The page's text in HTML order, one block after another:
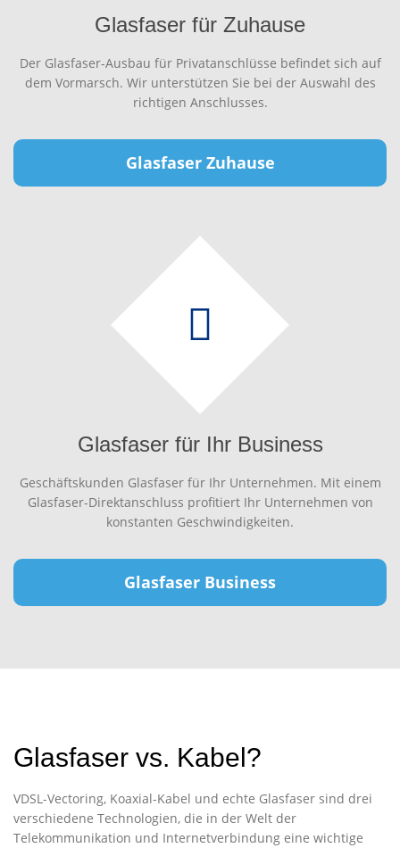
Glasfaser für Zuhause
Der Glasfaser-Ausbau für Privatanschlüsse befindet sich auf
dem Vormarsch. Wir unterstützen Sie bei der Auswahl des
richtigen Anschlusses.
Glasfaser Zuhause
Glasfaser für Ihr Business
Geschäftskunden Glasfaser für Ihr Unternehmen. Mit einem
Glasfaser-Direktanschluss profitiert Ihr Unternehmen von
konstanten Geschwindigkeiten.
Glasfaser Business
Glasfaser vs. Kabel?
VDSL-Vectoring, Koaxial-Kabel und echte Glasfaser sind drei
verschiedene Technologien, die in der Welt der
Telekommunikation und Internetverbindung eine wichtige